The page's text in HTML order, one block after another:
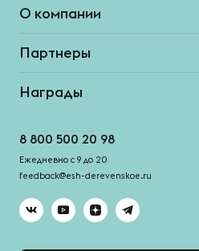
О компании
Партнеры
Награды
8 800 500 20 98
Ежедневно с 9 до 20
feedback@esh-derevenskoe.ru